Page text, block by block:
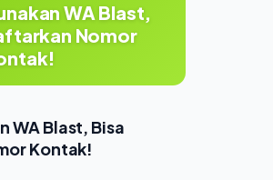
WA Blast,
Nomor
WA Blast, Bisa
Kontak!